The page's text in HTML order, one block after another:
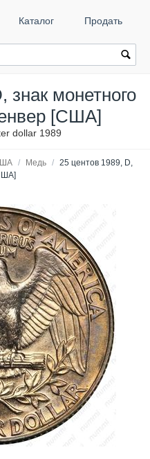
Каталог Продать
знак монетного
[США]
dollar 1989
/ Медь / 25 центов 1989, D,